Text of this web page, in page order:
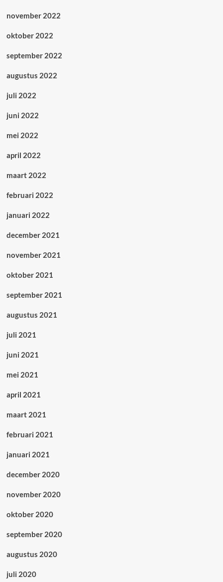
november 2022
oktober 2022
september 2022
augustus 2022
juli 2022
juni 2022
mei 2022
april 2022
maart 2022
februari 2022
januari 2022
december 2021
november 2021
oktober 2021
september 2021
augustus 2021
juli 2021
juni 2021
mei 2021
april 2021
maart 2021
februari 2021
januari 2021
december 2020
november 2020
oktober 2020
september 2020
augustus 2020
juli 2020